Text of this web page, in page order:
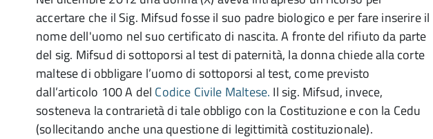
accertare che il Sig. Mifsud fosse il suo padre biologico e per fare inserire il
nome dell'uomo nel suo certificato di nascita. A fronte del rifiuto da parte
del sig. Mifsud di sottoporsi al test di paternità, la donna chiede alla corte
maltese di obbligare l’uomo di sottoporsi al test, come previsto
dall’articolo 100 A del Codice Civile Maltese. Il sig. Mifsud, invece,
sosteneva la contrarietà di tale obbligo con la Costituzione e con la Cedu
(sollecitando anche una questione di legittimità costituzionale).